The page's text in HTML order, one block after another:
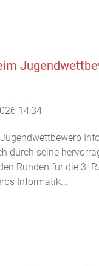
14:34
durch seine
Runden für die 3.
Informatik...